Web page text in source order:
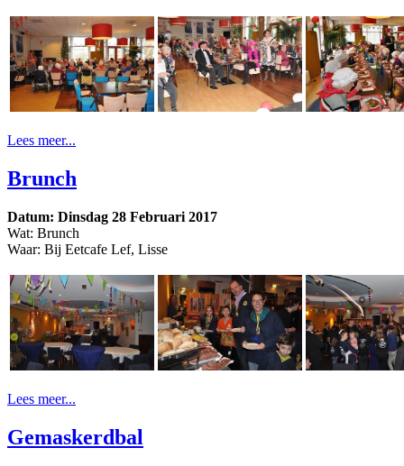
Lees meer...
Brunch
Datum: Dinsdag 28 Februari 2017
Wat: Brunch
Waar: Bij Eetcafe Lef, Lisse
Lees meer...
Gemaskerdbal